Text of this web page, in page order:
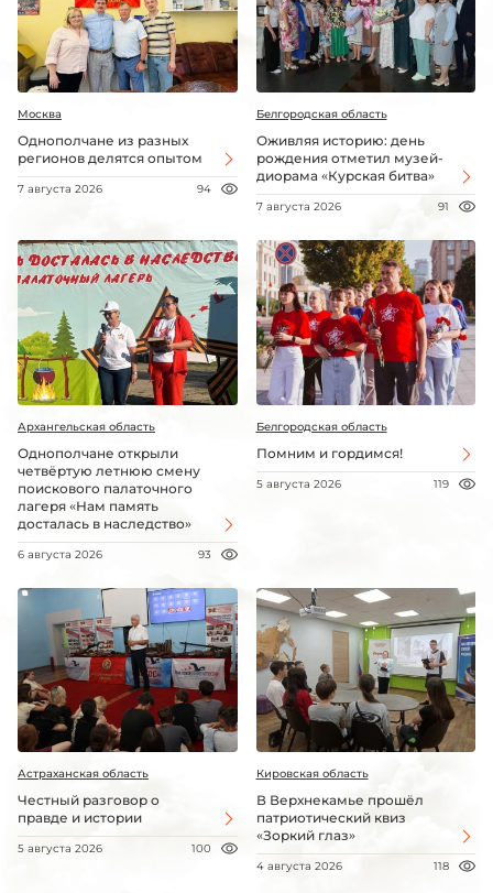
Москва
Однополчане из разных
регионов делятся опытом
7 августа 2026 94
Белгородская область
Оживляя историю: день
рождения отметил музей-
диорама «Курская битва»
7 августа 2026 91
Архангельская область
Однополчане открыли
четвёртую летнюю смену
поискового палаточного
лагеря «Нам память
досталась в наследство»
6 августа 2026 93
Белгородская область
Помним и гордимся!
5 августа 2026 119
Астраханская область
Честный разговор о
правде и истории
5 августа 2026 100
Кировская область
В Верхнекамье прошёл
патриотический квиз
«Зоркий глаз»
4 августа 2026 118